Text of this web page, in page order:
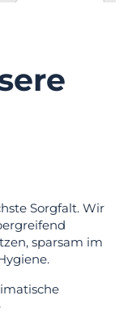
Sorgfalt. Wir
sparsam im